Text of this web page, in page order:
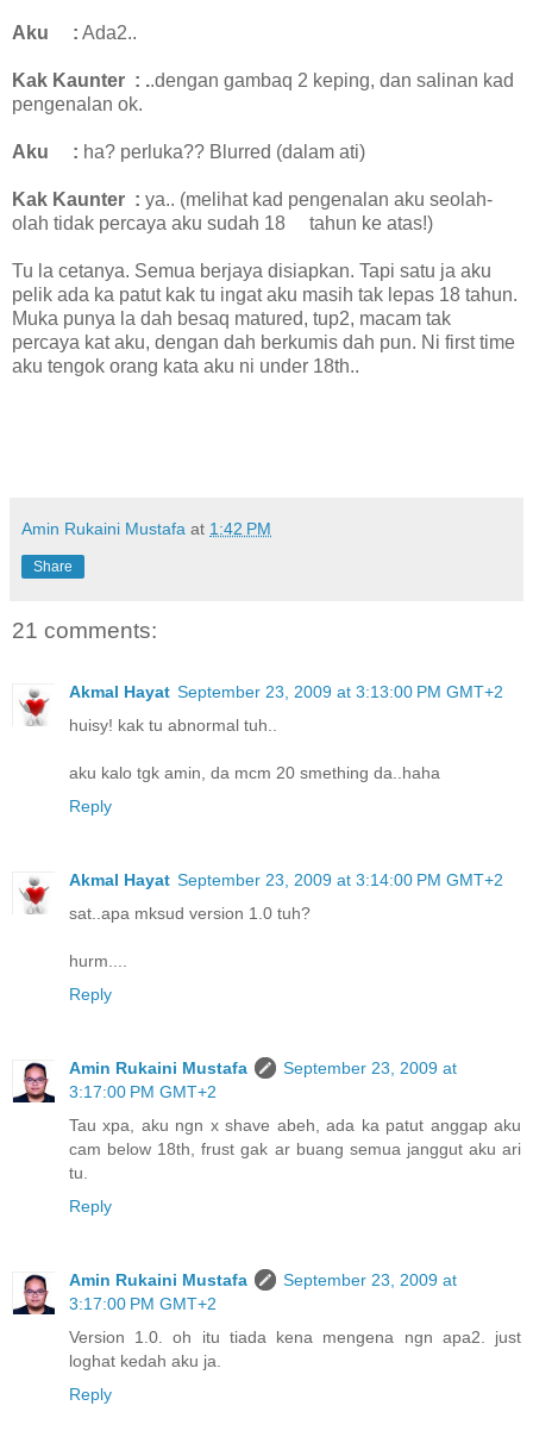
Aku : Ada2..
Kak Kaunter : ..dengan gambaq 2 keping, dan salinan kad
pengenalan ok.
Aku : ha? perluka?? Blurred (dalam ati)
Kak Kaunter : ya.. (melihat kad pengenalan aku seolah-
olah tidak percaya aku sudah 18
tahun ke atas!)
Tu la cetanya. Semua berjaya disiapkan. Tapi satu ja aku
pelik ada ka patut kak tu ingat aku masih tak lepas 18 tahun.
Muka punya la dah besaq matured, tup2, macam tak
percaya kat aku, dengan dah berkumis dah pun. Ni first time
aku tengok orang kata aku ni under 18th..
Amin Rukaini Mustafa at 1:42 PM
Share
21 comments:
Akmal Hayat September 23, 2009 at 3:13:00 PM GMT+2
huisy! kak tu abnormal tuh..
aku kalo tgk amin, da mcm 20 smething da..haha
Reply
Akmal Hayat September 23, 2009 at 3:14:00 PM GMT+2
sat..apa mksud version 1.0 tuh?
hurm....
Reply
Amin Rukaini Mustafa
September 23, 2009 at
3:17:00 PM GMT+2
Tau xpa, aku ngn x shave abeh, ada ka patut anggap aku
cam below 18th, frust gak ar buang semua janggut aku ari
tu.
Reply
Amin Rukaini Mustafa
September 23, 2009 at
3:17:00 PM GMT+2
Version 1.0. oh itu tiada kena mengena ngn apa2. just
loghat kedah aku ja.
Reply